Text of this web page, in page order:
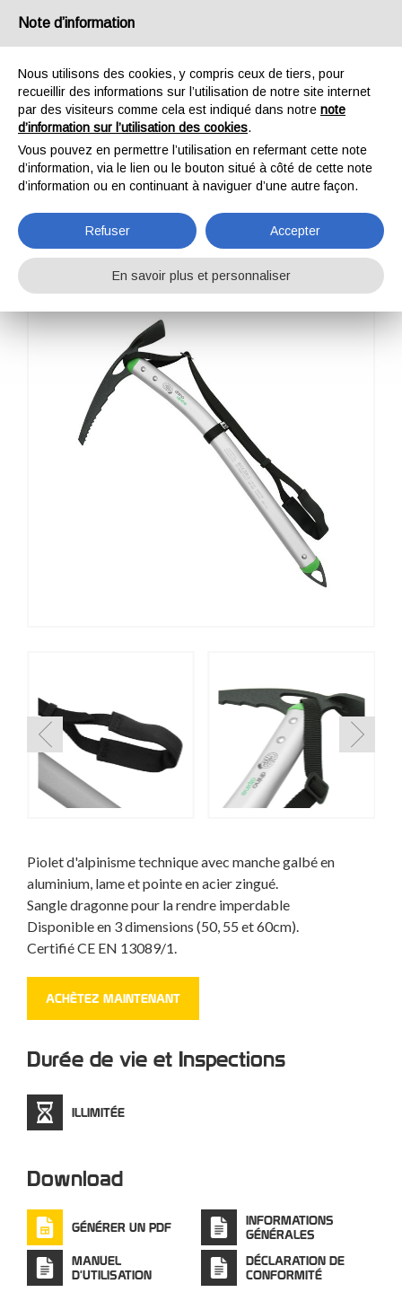
DHINO ALPINE
Piolet d'alpinisme technique avec manche galbé en
aluminium, lame et pointe en acier zingué.
Sangle dragonne pour la rendre imperdable
Disponible en 3 dimensions (50, 55 et 60cm).
Certifié CE EN 13089/1.
ACHÈTEZ MAINTENANT
Durée de vie et Inspections
ILLIMITÉE
Download
GÉNÉRER UN PDF
INFORMATIONS
GÉNÉRALES
MANUEL
D'UTILISATION
DÉCLARATION DE
CONFORMITÉ
Note d’information
Nous utilisons des cookies, y compris ceux de tiers, pour
recueillir des informations sur l’utilisation de notre site internet
par des visiteurs comme cela est indiqué dans notre note
d’information sur l’utilisation des cookies.
Vous pouvez en permettre l’utilisation en refermant cette note
d’information, via le lien ou le bouton situé à côté de cette note
d’information ou en continuant à naviguer d’une autre façon.
Refuser Accepter
En savoir plus et personnaliser